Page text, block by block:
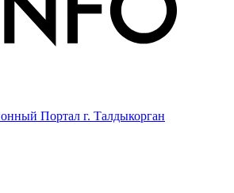
Портал г. Талдыкорган